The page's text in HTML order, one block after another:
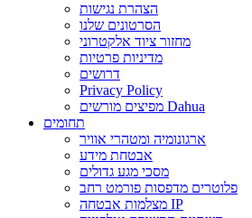
הצהרת נגישות
הסרטונים שלנו
מחזור ציוד אלקטרוני
מדיניות פרטיות
דרושים
Privacy Policy
מפיצים מורשים Dahua
תחומים
ארגונומיה ומטהרי אוויר
אבטחת מידע
מסכי מגע גדולים
פלוטרים מדפסות פורמט רחב
מצלמות אבטחה IP